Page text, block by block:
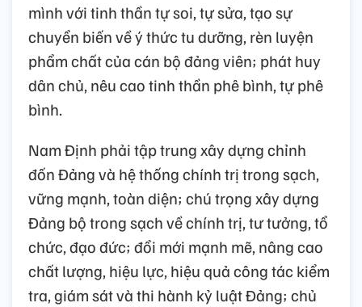
mình với tinh thần tự soi, tự sửa, tạo sự
chuyển biến về ý thức tu dưỡng, rèn luyện
phẩm chất của cán bộ đảng viên; phát huy
dân chủ, nêu cao tinh thần phê bình, tự phê
bình.
Nam Định phải tập trung xây dựng chỉnh
đốn Đảng và hệ thống chính trị trong sạch,
vững mạnh, toàn diện; chú trọng xây dựng
Đảng bộ trong sạch về chính trị, tư tưởng, tổ
chức, đạo đức; đổi mới mạnh mẽ, nâng cao
chất lượng, hiệu lực, hiệu quả công tác kiểm
tra, giám sát và thi hành kỷ luật Đảng; chủ